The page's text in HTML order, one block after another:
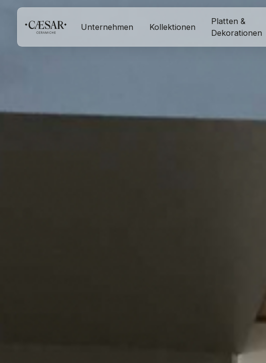
Unternehmen Kollektionen
Platten &
Dekorationen